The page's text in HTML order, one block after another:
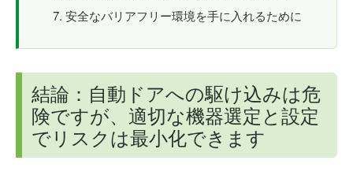
安全なバリアフリー環境を手に入れるために
結論：自動ドアへの駆け込みは危
険ですが、適切な機器選定と設定
でリスクは最小化できます